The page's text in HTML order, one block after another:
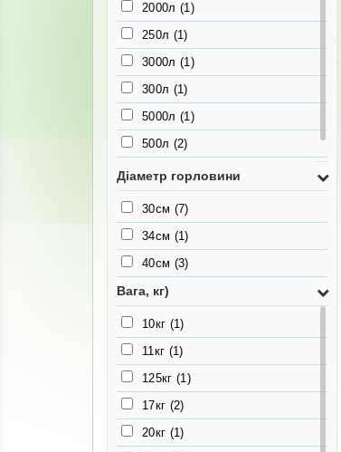
2000л (1)
250л (1)
3000л (1)
300л (1)
5000л (1)
500л (2)
750л(1)
Діаметр горловини
30см (7)
34см (1)
40см (3)
Вага, кг)
10кг (1)
11кг (1)
125кг (1)
17кг (2)
20кг (1)